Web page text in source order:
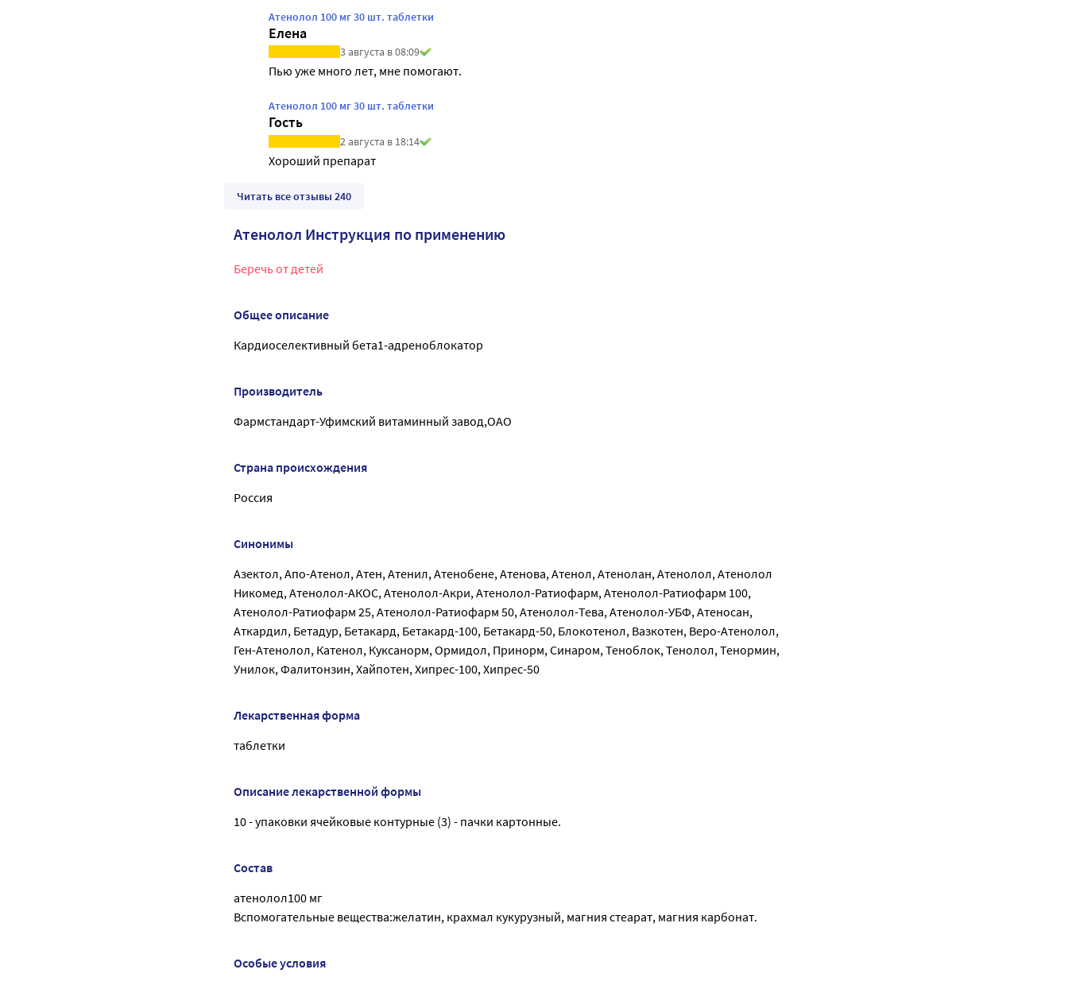
Атенолол 100 мг 30 шт. таблетки
Елена
3 августа в 08:09
Пью уже много лет, мне помогают.
Атенолол 100 мг 30 шт. таблетки
Гость
2 августа в 18:14
Хороший препарат
Читать все отзывы 240
Атенолол Инструкция по применению
Беречь от детей
Общее описание
Кардиоселективный бета1-адреноблокатор
Производитель
Фармстандарт-Уфимский витаминный завод,ОАО
Страна происхождения
Россия
Синонимы
Азектол, Апо-Атенол, Атен, Атенил, Атенобене, Атенова, Атенол, Атенолан, Атенолол, Атенолол
Никомед, Атенолол-АКОС, Атенолол-Акри, Атенолол-Ратиофарм, Атенолол-Ратиофарм 100,
Атенолол-Ратиофарм 25, Атенолол-Ратиофарм 50, Атенолол-Тева, Атенолол-УБФ, Атеносан,
Аткардил, Бетадур, Бетакард, Бетакард-100, Бетакард-50, Блокотенол, Вазкотен, Веро-Атенолол,
Ген-Атенолол, Катенол, Куксанорм, Ормидол, Принорм, Синаром, Теноблок, Тенолол, Тенормин,
Унилок, Фалитонзин, Хайпотен, Хипрес-100, Хипрес-50
Лекарственная форма
таблетки
Описание лекарственной формы
10 - упаковки ячейковые контурные (3) - пачки картонные.
Состав
атенолол100 мг
Вспомогательные вещества:желатин, крахмал кукурузный, магния стеарат, магния карбонат.
Особые условия